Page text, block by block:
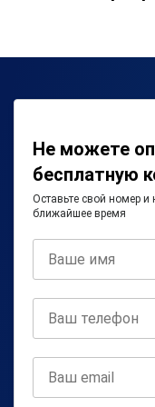
Не можете
бесплатную
Оставьте свой номер
ближайшее время